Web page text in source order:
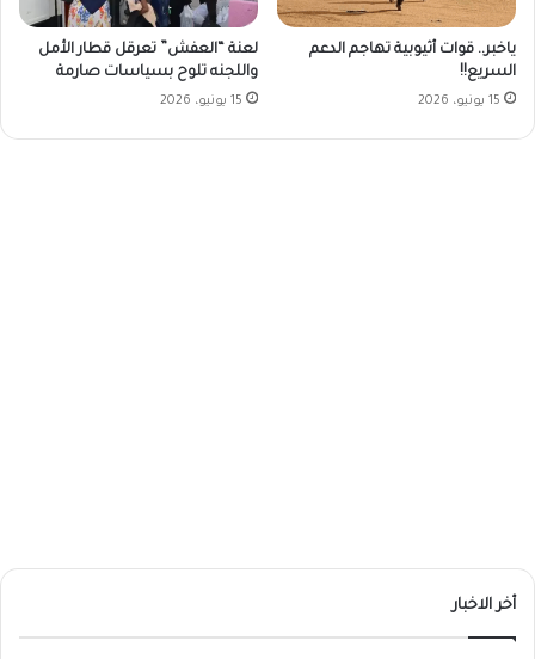
ياخبر.. قوات أثيوبية تهاجم الدعم
السريع!!
15 يونيو، 2026
لعنة “العفش” تعرقل قطار الأمل
واللجنه تلوح بسياسات صارمة
15 يونيو، 2026
أخر الاخبار